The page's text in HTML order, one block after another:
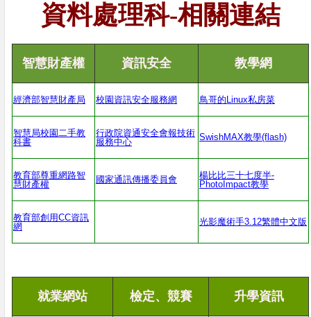
資料處理科-相關連結
智慧財產權 資訊安全 教學網
經濟部智慧財產局 校園資訊安全服務網 鳥哥的 Linux私房菜
智慧局校園二手教
科書
行政院資通安全會報技術
服務中心
SwishMAX教學(flash)
教育部尊重網路智
慧財產權
國家通訊傳播委員會 楊比比三十七度半-
PhotoImpact教學
教育部創用CC資訊
網
光影魔術手3.12繁體中文版
就業網站 檢定、競賽 升學資訊